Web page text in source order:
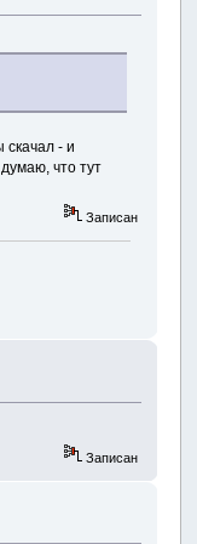
скачал - и
что тут
Записан
Записан